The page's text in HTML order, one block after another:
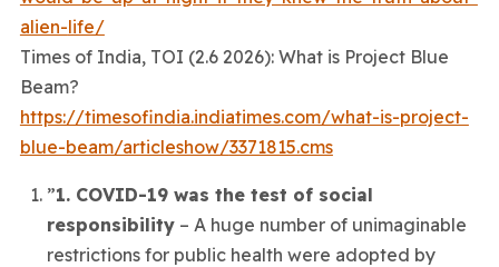
alien-life/
Times of India, TOI (2.6 2026): What is Project Blue
Beam?
https://timesofindia.indiatimes.com/what-is-project-
blue-beam/articleshow/3371815.cms
”1. COVID-19 was the test of social
responsibility– A huge number of unimaginable
restrictions for public health were adopted by